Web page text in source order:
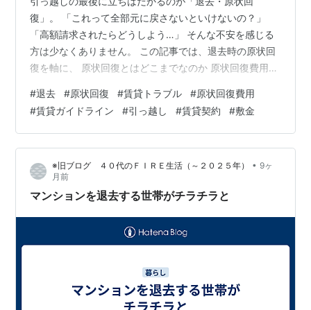
復」。 「これって全部元に戻さないといけないの？」
「高額請求されたらどうしよう…」 そんな不安を感じる
方は少なくありません。 この記事では、退去時の原状回
復を軸に、 原状回復とはどこまでなのか 原状回復費用の
るよう整理します。 原状回復とは 退去で原状回復はどこ
まで負担するのが一般的？ 退去時の原状回復費用の相場
賃貸の原状回復義務は何年でなくなる 賃貸の原状回復ガ
イドライン 原状回復ガイドラインを守らない請求は断れ
る？ 原状回復とクロス（壁紙）の考え方 まとめ｜退去
原状回復は「知っているか…
#退去 #原状回復 #賃貸トラブル #原状回復費用
#賃貸ガイドライン #引っ越し #賃貸契約 #敷金
※旧ブログ ４０代のＦＩＲＥ生活（～２０２５年） • 9ヶ
月前
マンションを退去する世帯がチラチラと